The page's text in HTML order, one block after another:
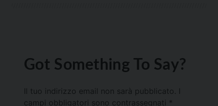
Got Something To Say?
Il tuo indirizzo email non sarà pubblicato.
campi obbligatori sono contrassegnati *